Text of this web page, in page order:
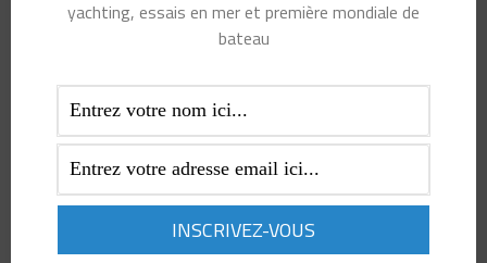
MERCURY V10 VERADO 400 ET VERADO 350:
SUPERTEST COMPARATIF
yachting, essais en mer et première mondiale de
bateau